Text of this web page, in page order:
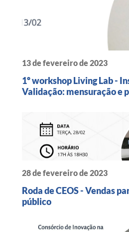
13 de fevereiro de 2023
1º workshop Living Lab -
Validação: mensuração e
28 de fevereiro de 2023
Roda de CEOS - Vendas
público